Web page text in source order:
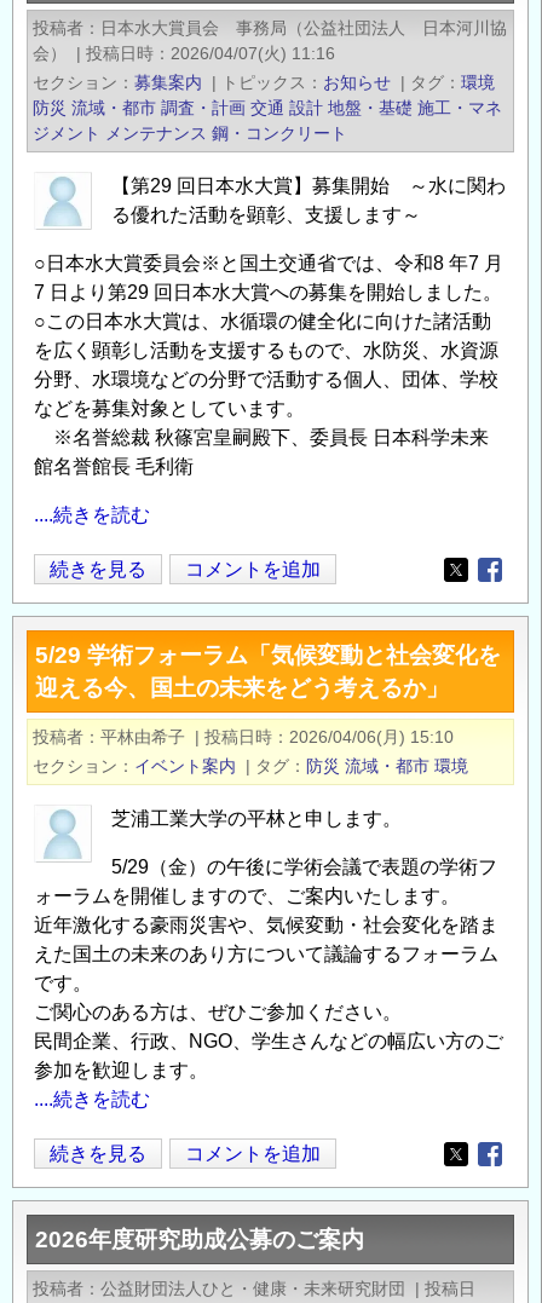
都
市
再
生
研
助
成
事
業
の
投稿者
日本水大賞員会 事務局（公益社団法人 日本河川協
会）
| 投稿日時
2026/04/07(火) 11:16
セクション
募集案内 | トピックス お知らせ | タグ
環境
防災 流域・都市 調査・計画 交通 設計 地盤・基礎 施工・マネ
ジメント
メンテナンス 鋼・コンクリート
【第29 回日本水大賞】募集開始 ～水に関わ
る優れた活動を顕彰、支援します～
○日本水大賞委員会※と国土交通省では、令和8 年7 月
7 日より第29 回日本水大賞への募集を開始しました。
○この日本水大賞は、水循環の健全化に向けた諸活動
を広く顕彰し活動を支援するもので、水防災、水資源
分野、水環境などの分野で活動する個人、団体、学校
などを募集対象としています。
※名誉総裁 秋篠宮皇嗣殿下、委員長 日本科学未来
館名誉館長 毛利衛
....続きを読む
【第
29
回
日
本
水
大
賞】
募
集
始
～
水
に
関
わ
る
優
れ
た
活
動
を
顕
続きを見る コメントを追加
Opens in
5/29 学術フォーラム「気候変動と社会変化を
迎える今、国土の未来をどう考えるか」
投稿者 平林由希子 | 投稿日時
2026/04/06(月) 15:10
セクション
イベント案内 | タグ 防災 流域・都市 環境
芝浦工業大学の平林と申します。
5/29（金）の午後に学術会議で表題の学術フ
ォーラムを開催しますので、ご案内いたします。
近年激化する豪雨災害や、気候変動・社会変化を踏ま
えた国土の未来のあり方について議論するフォーラム
です。
ご関心のある方は、ぜひご参加ください。
民間企業、行政、NGO、学生さんなどの幅広い方のご
参加を歓迎します。
....続きを読む
5/29
学
術
フ
ォ
続きを見る コメントを追加
Opens in
2026年度研究助成公募のご案内
投稿者 公益財団法人ひと・健康・未来研究財団 | 投稿日